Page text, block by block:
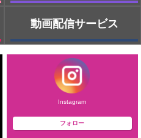
動画配信サービス
Instagram
フォロー